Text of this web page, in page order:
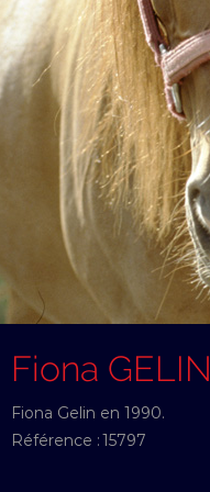
Fiona GELIN
Fiona Gelin en 1990.
Référence :15797